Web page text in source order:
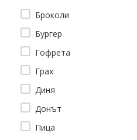
Пъзели до 3000 елемента
Пъзели до 4000 елемента
Пъзели до 5000 елемента
Пъзели до 6000 елемента
Пъзели до 8000 елемента
Броколи
Бургер
Гофрета
Грах
Диня
Донът
Пица